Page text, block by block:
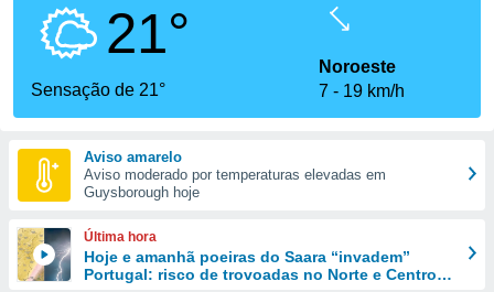
fornecidas
a este
das
e
forma
digital
21°
Sensação de 21°
Noroeste
7
19 km/h
Aviso amarelo
Aviso moderado por temperaturas elevadas em
Guysborough hoje
Última hora
Hoje e amanhã poeiras do Saara “invadem”
Portugal: risco de trovoadas no Norte e Centro